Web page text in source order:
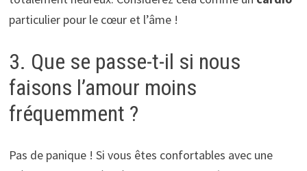
particulier pour le cœur et l’âme !
3. Que se passe-t-il si nous
faisons l’amour moins
fréquemment ?
Pas de panique ! Si vous êtes confortables avec une